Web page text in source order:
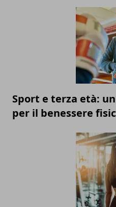
Sport e terza età:
per il benessere